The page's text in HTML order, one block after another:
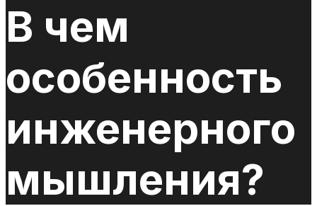
В чем
особенность
инженерного
мышления?